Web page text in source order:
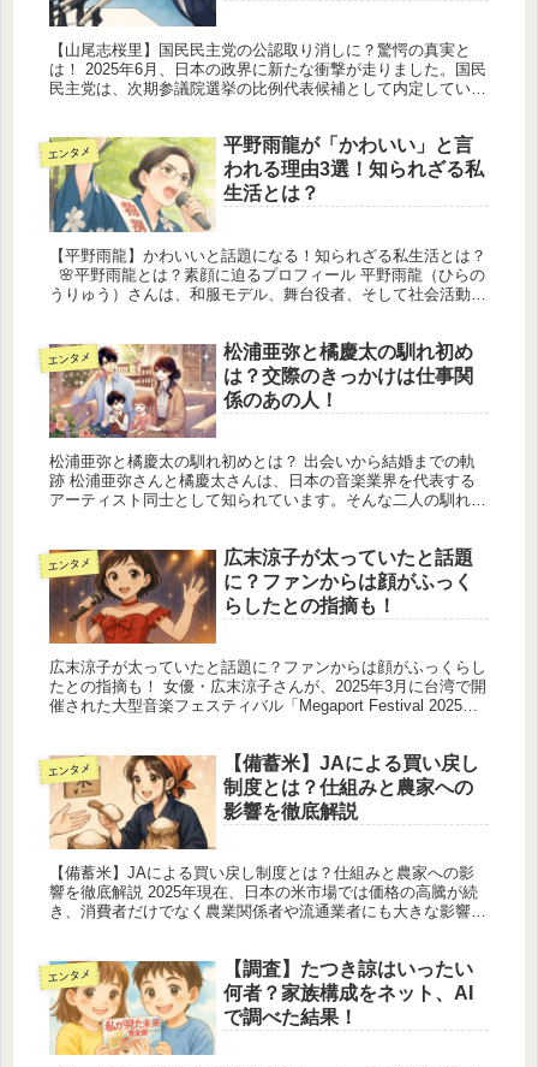
【山尾志桜里】国民民主党の公認取り消しに？驚愕の真実と
は！ 2025年6月、日本の政界に新たな衝撃が走りました。国民
民主党は、次期参議院選挙の比例代表候補として内定していた
エンタメ
平野雨龍が「かわいい」と言
われる理由3選！知られざる私
生活とは？
【平野雨龍】かわいいと話題になる！知られざる私生活とは？
🌸平野雨龍とは？素顔に迫るプロフィール 平野雨龍（ひらの
うりゅう）さんは、和服モデル、舞台役者、そして社会活動家
エンタメ
松浦亜弥と橘慶太の馴れ初め
は？交際のきっかけは仕事関
係のあの人！
松浦亜弥と橘慶太の馴れ初めとは？ 出会いから結婚までの軌
跡 松浦亜弥さんと橘慶太さんは、日本の音楽業界を代表する
アーティスト同士として知られています。そんな二人の馴れ初
エンタメ
広末涼子が太っていたと話題
に？ファンからは顔がふっく
らしたとの指摘も！
広末涼子が太っていたと話題に？ファンからは顔がふっくらし
たとの指摘も！ 女優・広末涼子さんが、2025年3月に台湾で開
催された大型音楽フェスティバル「Megaport Festival 2025」
エンタメ
【備蓄米】JAによる買い戻し
制度とは？仕組みと農家への
影響を徹底解説
【備蓄米】JAによる買い戻し制度とは？仕組みと農家への影
響を徹底解説 2025年現在、日本の米市場では価格の高騰が続
き、消費者だけでなく農業関係者や流通業者にも大きな影響を
エンタメ
【調査】たつき諒はいったい
何者？家族構成をネット、AI
で調べた結果！